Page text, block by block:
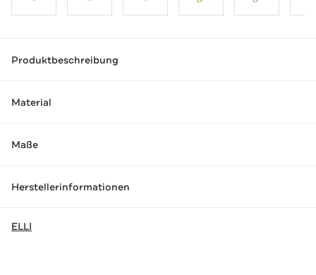
Produktbeschreibung
Material
Maße
Herstellerinformationen
ELLI